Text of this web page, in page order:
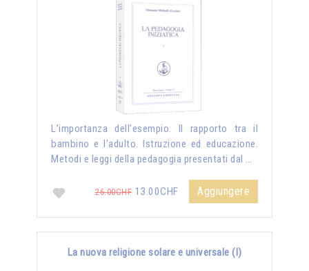
L’importanza dell’esempio. Il rapporto tra il
bambino e l'adulto. Istruzione ed educazione.
Metodi e leggi della pedagogia presentati dal …
26.00CHF 13.00CHF Aggiungere
La nuova religione solare e universale (I)